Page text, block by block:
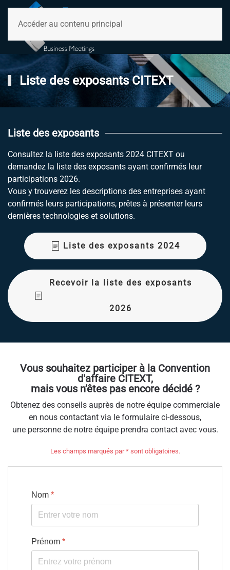
Accéder au contenu principal
Liste des exposants CITEXT
Liste des exposants
Consultez la liste des exposants 2024 CITEXT ou
demandez la liste des exposants ayant confirmés leur
participations 2026.
Vous y trouverez les descriptions des entreprises ayant
confirmés leurs participations, prêtes à présenter leurs
dernières technologies et solutions.
Liste des exposants 2024
Recevoir la liste des exposants
2026
Vous souhaitez participer à la Convention
d'affaire CITEXT,
mais vous n’êtes pas encore décidé ?
Obtenez des conseils auprès de notre équipe commerciale
en nous contactant via le formulaire ci-dessous,
une personne de notre équipe prendra contact avec vous.
Les champs marqués par * sont obligatoires.
Nom *
Prénom *